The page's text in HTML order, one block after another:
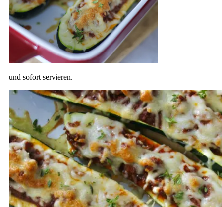
und sofort servieren.